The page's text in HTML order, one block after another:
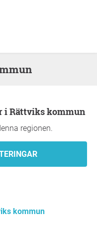
i Rättviks kommun
regionen.
kommun